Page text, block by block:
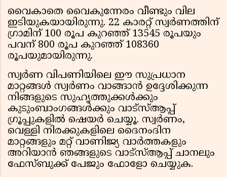
വൈകാതെ വൈകുന്നേരം വീണ്ടും വില
ഇടിയുകയായിരുന്നു. 22 കാരറ്റ് സ്വർണത്തിന്
ഗ്രാമിന് 100 രൂപ കുറഞ്ഞ് 13545 രൂപയും
പവന് 800 രൂപ കുറഞ്ഞ് 108360
രൂപയുമായിരുന്നു.
സ്വര്‍ണ വിപണിയിലെ ഈ സുപ്രധാന
മാറ്റങ്ങള്‍ സ്വര്‍ണം വാങ്ങാന്‍ ഉദ്ദേശിക്കുന്ന
നിങ്ങളുടെ സുഹൃത്തുക്കള്‍ക്കും
കുടുംബാംഗങ്ങള്‍ക്കും വാട്സ്ആപ്പ്
ഗ്രൂപ്പുകളില്‍ ഷെയര്‍ ചെയ്യൂ. സ്വര്‍ണം,
വെള്ളി നിരക്കുകളിലെ ദൈനംദിന
മാറ്റങ്ങളും മറ്റ് വാണിജ്യ വാര്‍ത്തകളും
അറിയാന്‍ ഞങ്ങളുടെ വാട്സ്ആപ്പ് ചാനലും
ഫേസ്ബുക്ക് പേജും ഫോളോ ചെയ്യുക.